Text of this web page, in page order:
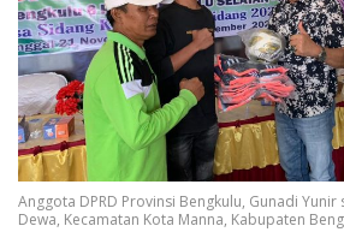
Anggota DPRD Provinsi Bengkulu, Gunadi Yunir
Dewa, Kecamatan Kota Manna, Kabupaten